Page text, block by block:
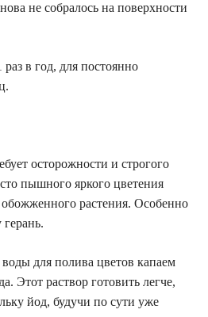
не собралось на поверхности
в год, для постоянно
осторожности и строгого
пышного яркого цветения
растения. Особенно
для полива цветов капаем
Этот раствор готовить легче,
йод, будучи по сути уже